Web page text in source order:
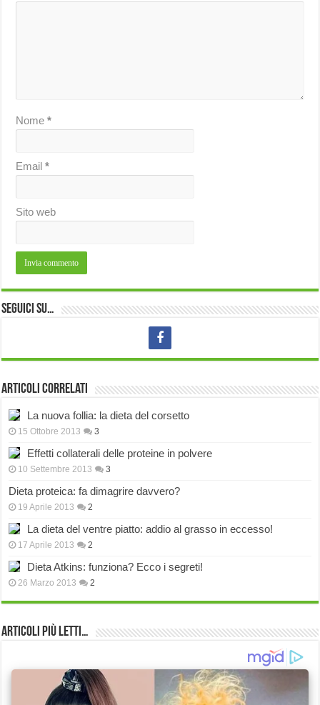
Nome*
Email*
Sito web
Seguici su…
Articoli correlati
La nuova follia: la dieta del corsetto
15 Ottobre 2013 3
Effetti collaterali delle proteine in polvere
10 Settembre 2013 3
Dieta proteica: fa dimagrire davvero?
19 Aprile 2013 2
La dieta del ventre piatto: addio al grasso in eccesso!
17 Aprile 2013 2
Dieta Atkins: funziona? Ecco i segreti!
26 Marzo 2013 2
Articoli più Letti…